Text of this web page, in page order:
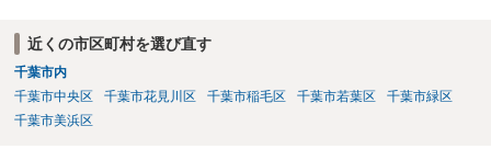
近くの市区町村を選び直す
千葉市内
千葉市中央区
千葉市花見川区 千葉市稲毛区 千葉市若葉区
千葉市緑区
千葉市美浜区